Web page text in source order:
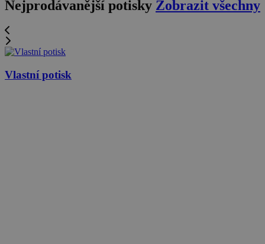
Nejprodávanější potisky Zobrazit všechny
Vlastní potisk